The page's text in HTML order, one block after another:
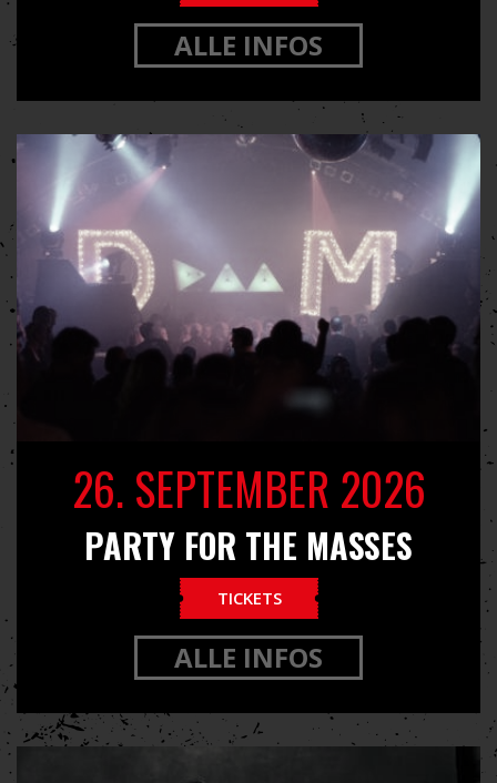
ALLE INFOS
26. SEPTEMBER 2026
PARTY FOR THE MASSES
TICKETS
ALLE INFOS